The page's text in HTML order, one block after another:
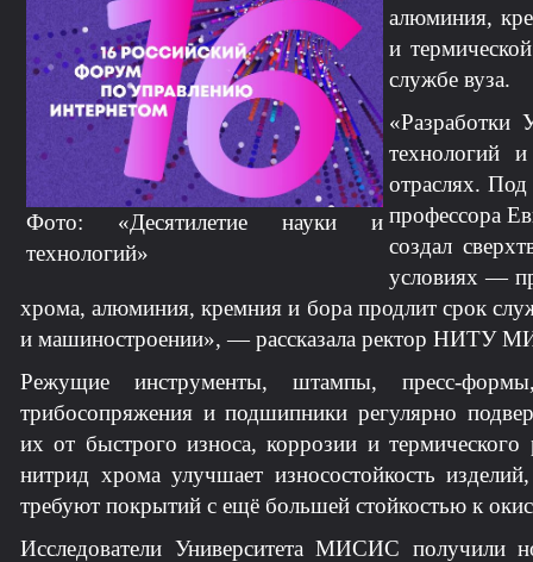
Фото: «Десятилетие науки и
технологий»
алюминия,
и
службе вуза.
технологий
отраслях.
профессора
создал
условиях —
хрома, алюминия, кремния и бора продлит срок
и машиностроении», — рассказала ректор НИТУ
Режущие инструменты, штампы, пресс-
трибосопряжения и подшипники регулярно
их от быстрого износа, коррозии и
нитрид хрома улучшает износостойкость
требуют покрытий с ещё большей стойкостью к
Исследователи Университета МИСИС получили